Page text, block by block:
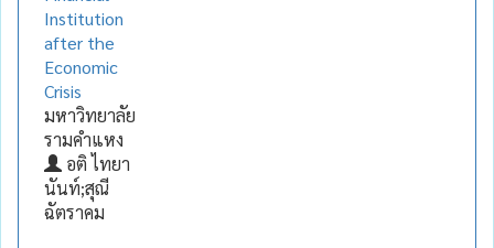
Institution
after the
Economic
Crisis
มหาวิทยาลัย
รามคำแหง
อติ ไทยา
นันท์;สุณี
ฉัตราคม